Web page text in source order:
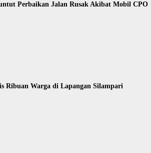
Perbaikan Jalan Rusak Akibat Mobil CPO
Ribuan Warga di Lapangan Silampari